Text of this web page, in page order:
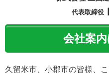
株式会社 三国